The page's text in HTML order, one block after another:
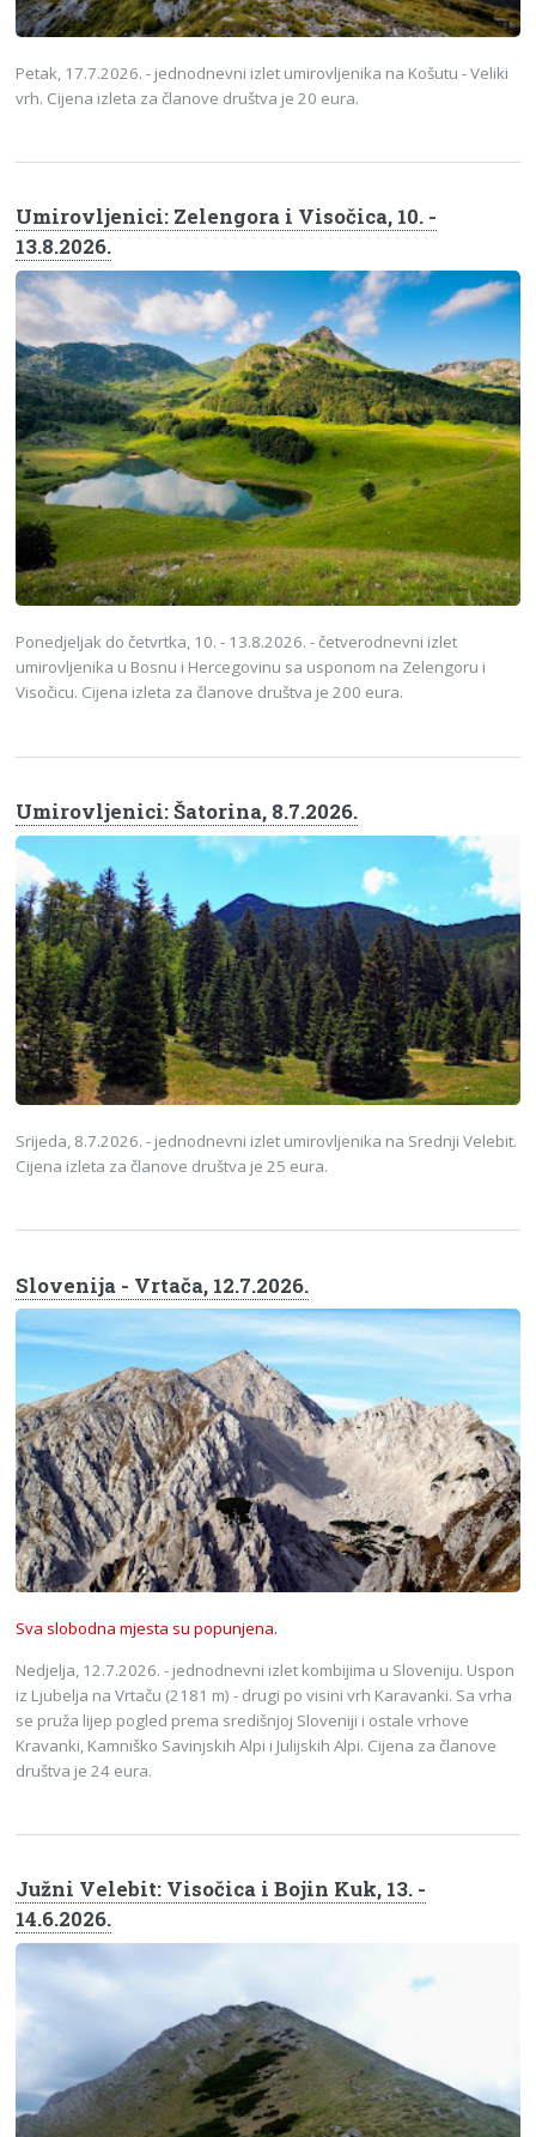
Petak, 17.7.2026. - jednodnevni izlet umirovljenika na Košutu - Veliki
vrh. Cijena izleta za članove društva je 20 eura.
Umirovljenici: Zelengora i Visočica, 10. -
13.8.2026.
Ponedjeljak do četvrtka, 10. - 13.8.2026. - četverodnevni izlet
umirovljenika u Bosnu i Hercegovinu sa usponom na Zelengoru i
Visočicu. Cijena izleta za članove društva je 200 eura.
Umirovljenici: Šatorina, 8.7.2026.
Srijeda, 8.7.2026. - jednodnevni izlet umirovljenika na Srednji Velebit.
Cijena izleta za članove društva je 25 eura.
Slovenija - Vrtača, 12.7.2026.
Sva slobodna mjesta su popunjena.
Nedjelja, 12.7.2026. - jednodnevni izlet kombijima u Sloveniju. Uspon
iz Ljubelja na Vrtaču (2181 m) - drugi po visini vrh Karavanki. Sa vrha
se pruža lijep pogled prema središnjoj Sloveniji i ostale vrhove
Kravanki, Kamniško Savinjskih Alpi i Julijskih Alpi. Cijena za članove
društva je 24 eura.
Južni Velebit: Visočica i Bojin Kuk, 13. -
14.6.2026.